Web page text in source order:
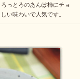
っとろのあんぽ柿にチョ
い味わいで人気です。